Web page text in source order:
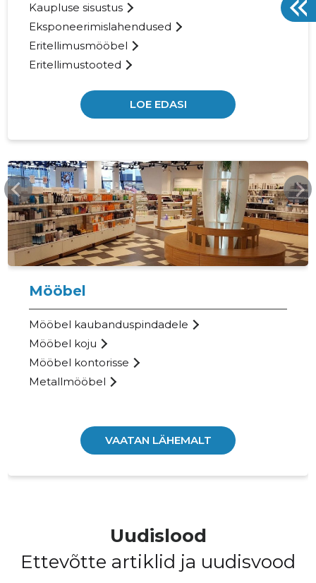
Kaupluse sisustus
Eksponeerimislahendused
Eritellimusmööbel
Eritellimustooted
LOE EDASI
MEEDIAGRUPI.EE
Mööbel
Mööbel kaubanduspindadele
Mööbel koju
Mööbel kontorisse
Metallmööbel
VAATAN LÄHEMALT
Uudislood
Ettevõtte artiklid ja uudisvood